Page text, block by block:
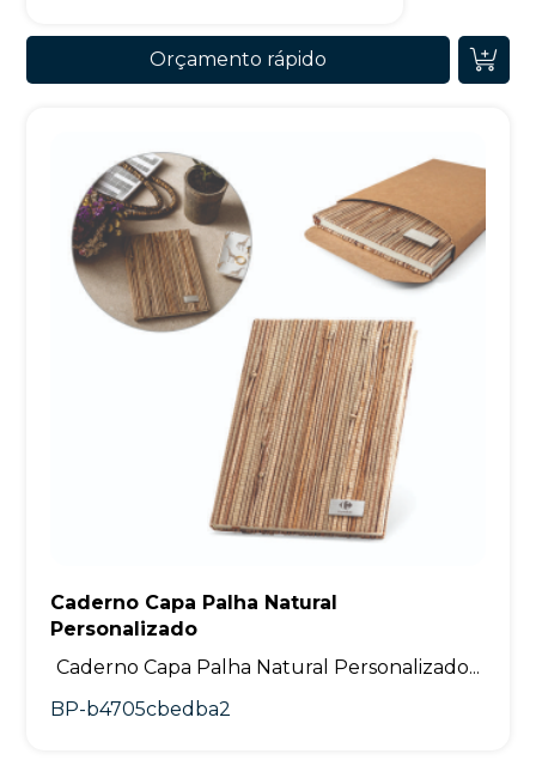
Orçamento rápido
Caderno Capa Palha Natural
Personalizado
Caderno Capa Palha Natural Personalizado...
BP-b4705cbedba2